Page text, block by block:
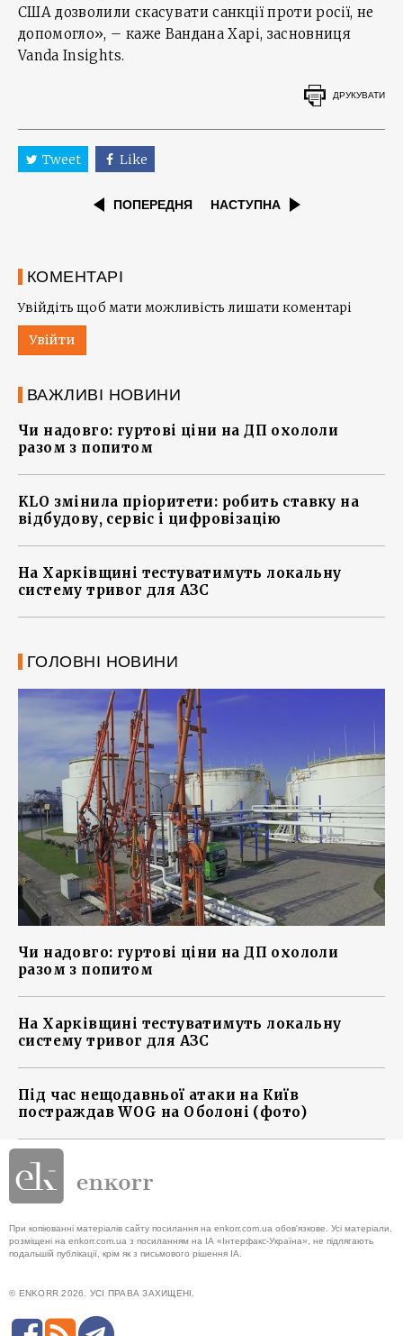
США дозволили скасувати санкції проти росії, не
допомогло», – каже Вандана Харі, засновниця
Vanda Insights.
ДРУКУВАТИ
Tweet Like
ПОПЕРЕДНЯ НАСТУПНА
КОМЕНТАРІ
Увійдіть щоб мати можливість лишати коментарі
Увійти
ВАЖЛИВІ НОВИНИ
Чи надовго: гуртові ціни на ДП охололи
разом з попитом
KLO змінила пріоритети: робить ставку на
відбудову, сервіс і цифровізацію
На Харківщині тестуватимуть локальну
систему тривог для АЗС
ГОЛОВНІ НОВИНИ
Чи надовго: гуртові ціни на ДП охололи
разом з попитом
На Харківщині тестуватимуть локальну
систему тривог для АЗС
Під час нещодавньої атаки на Київ
постраждав WOG на Оболоні (фото)
При копіюванні матеріалів сайту посилання на enkorr.com.ua обов'язкове. Усі матеріали,
розміщені на enkorr.com.ua з посиланням на ІА «Інтерфакс-Україна», не підлягають
подальшій публікації, крім як з письмового рішення ІА.
© ENKORR 2026. УСІ ПРАВА ЗАХИЩЕНІ.